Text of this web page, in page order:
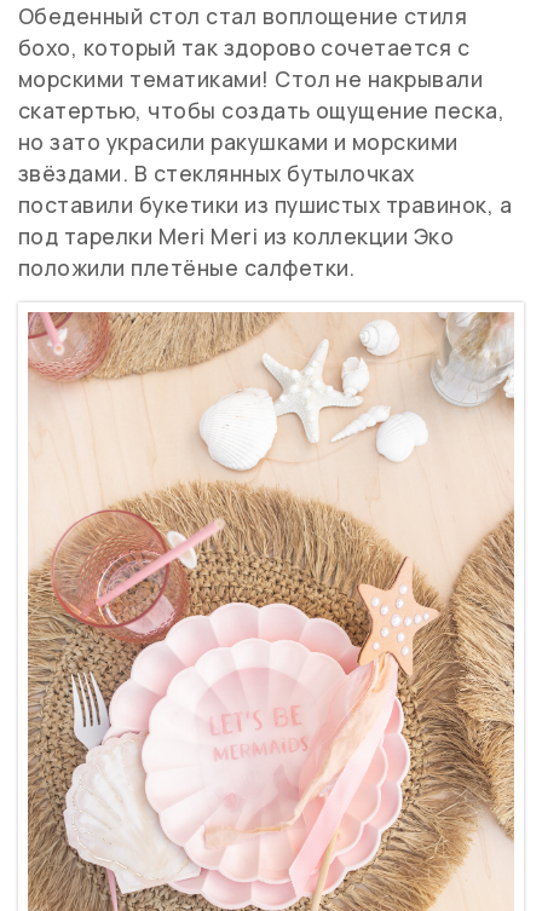
Обеденный стол стал воплощение стиля
бохо, который так здорово сочетается с
морскими тематиками! Стол не накрывали
скатертью, чтобы создать ощущение песка,
но зато украсили ракушками и морскими
звёздами. В стеклянных бутылочках
поставили букетики из пушистых травинок, а
под тарелки Meri Meri из коллекции Эко
положили плетёные салфетки.